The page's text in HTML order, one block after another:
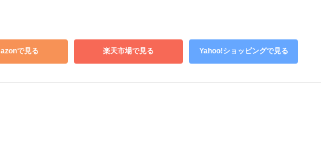
で見る 楽天市場で見る Yahoo!ショッピングで見る